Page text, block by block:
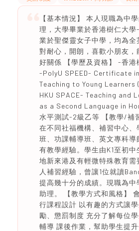
【基本情況】 本人現職為中
理，大學畢業於香港樹仁大
業於聖傑靈女子中學，均為全
對耐心，開朗，喜歡小朋友，
好關係 【學歷及資格】 -香港
-PolyU SPEED- Certificate
Teaching to Young Learners
HKU SPACE- Teaching and
as a Second Language in
水平測試-2級乙等 【教學/補
在不同社福機構、補習中心、
班、功課輔導班、英文專科導
有教學經驗。學生由K1至初中
地新來港及有輕微特殊教育需
人補習經驗，曾讓1位就讀
提高幾十分的成績。現職為中
助理。 【教學方式和風格】
行課程設計 以有趣的方式讓
勵、懲罰制度 充分了解每位
輔導 課後作業，幫助學生提